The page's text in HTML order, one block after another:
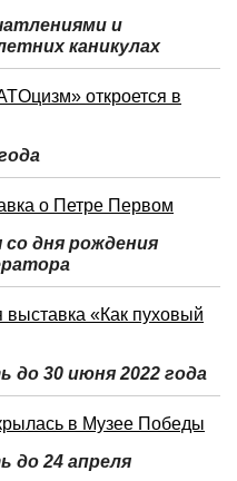
и
каникулах
откроется в
о Петре Первом
дня рождения
«Как пуховый
30 июня 2022 года
в Музее Победы
до 24 апреля